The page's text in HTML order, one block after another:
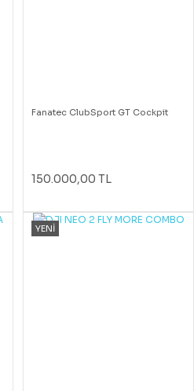
Fanatec ClubSport GT Cockpit
150.000,00 TL
YENİ